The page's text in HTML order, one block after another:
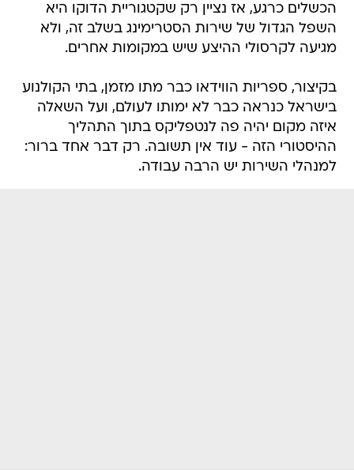
הכשלים כרגע, אז נציין רק שקטגוריית הדוקו היא
השפל הגדול של שירות הסטרימינג בשלב זה, ולא
מגיעה לקרסולי ההיצע שיש במקומות אחרים.
בקיצור, ספריות הווידאו כבר מתו מזמן, בתי הקולנוע
בישראל כנראה כבר לא ימותו לעולם, ועל השאלה
איזה מקום יהיה פה לנטפליקס בתוך התהליך
ההיסטורי הזה - עוד אין תשובה. רק דבר אחד ברור:
למנהלי השירות יש הרבה עבודה.